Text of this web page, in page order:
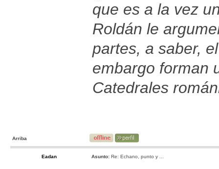
que es a la vez
Roldán le
partes, a saber,
embargo forman
Catedrales
Arriba
Eadan Asunto: Re: Echano, punto y ...